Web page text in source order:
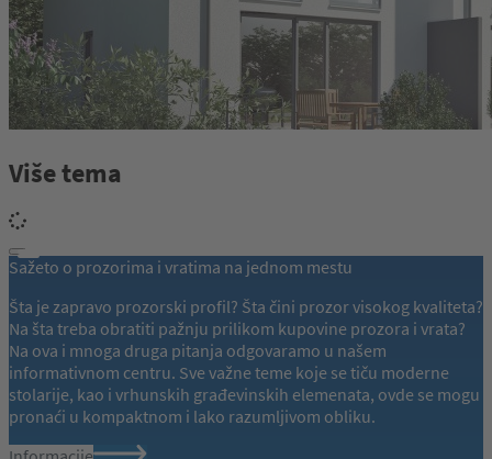
Više tema
Sažeto o prozorima i vratima na jednom mestu
Šta je zapravo prozorski profil? Šta čini prozor visokog kvaliteta?
Na šta treba obratiti pažnju prilikom kupovine prozora i vrata?
Na ova i mnoga druga pitanja odgovaramo u našem
informativnom centru. Sve važne teme koje se tiču moderne
stolarije, kao i vrhunskih građevinskih elemenata, ovde se mogu
pronaći u kompaktnom i lako razumljivom obliku.